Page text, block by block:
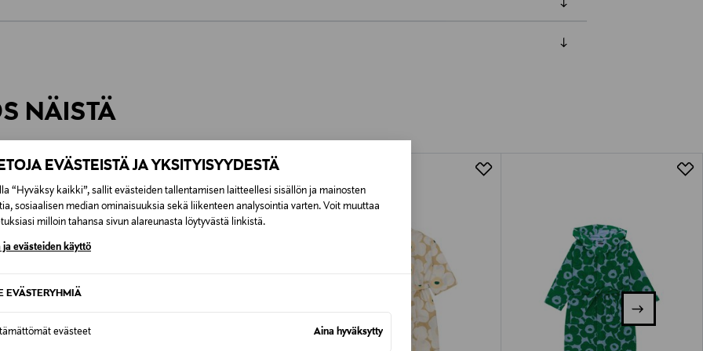
EVÄSTEISTÄ JA YKSITYISYYDESTÄ
“Hyväksy kaikki”, sallit evästeiden tallentamisen laitteellesi sisällön ja mainosten
sosiaalisen median ominaisuuksia sekä liikenteen analysointia varten. Voit muuttaa
milloin tahansa sivun alareunasta löytyvästä linkistä.
ja evästeiden käyttö
EVÄSTERYHMIÄ
evästeet Aina hyväksytty
Alk. 6,90 €, kun toimitus on saatavilla valittuun osoitteeseen.
NÄISTÄ